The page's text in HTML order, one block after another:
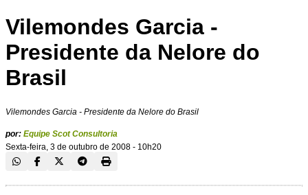
Vilemondes Garcia -
Presidente da Nelore do
Brasil
Vilemondes Garcia - Presidente da Nelore do Brasil
por: Equipe Scot Consultoria
Sexta-feira, 3 de outubro de 2008 - 10h20